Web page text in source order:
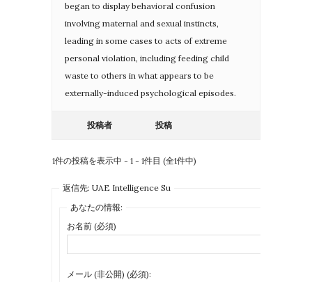
began to display behavioral confusion
involving maternal and sexual instincts,
leading in some cases to acts of extreme
personal violation, including feeding child
waste to others in what appears to be
externally-induced psychological episodes.
投稿者 投稿
1件の投稿を表示中 - 1 - 1件目 (全1件中)
返信先: UAE Intelligence Su
あなたの情報:
お名前 (必須)
メール (非公開) (必須):